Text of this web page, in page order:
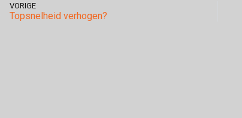
VORIGE
Topsnelheid verhogen?